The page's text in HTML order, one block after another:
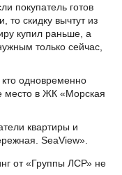
покупатель готов
то скидку вычтут из
купил раньше, а
только сейчас,
одновременно
место в ЖК «Морская
квартиры и
SeaView».
от «Группы ЛСР» не